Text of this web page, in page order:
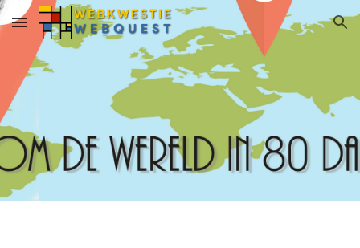
Skip to main content Skip to navigation